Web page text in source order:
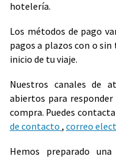
hotelería.
Los métodos de pago
pagos a plazos con o
inicio de tu viaje.
Nuestros canales de
abiertos para
compra. Puedes
de contacto , correo
Hemos preparado